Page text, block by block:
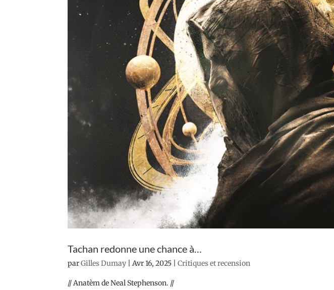
Tachan redonne une chance à…
parGilles Dumay |Avr 16, 2025 |Critiques et recension
// Anatèm de Neal Stephenson. //